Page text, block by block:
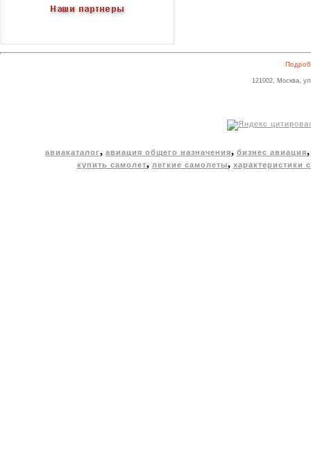
121002, Москва,
авиакаталог, авиация общего назначения, бизнес авиация
купить самолет, легкие самолеты, характеристики